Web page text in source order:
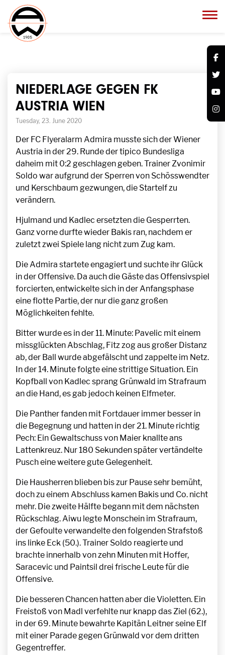
NIEDERLAGE GEGEN FK
AUSTRIA WIEN
Tuesday, 23. June 2020
Der FC Flyeralarm Admira musste sich der Wiener
Austria in der 29. Runde der tipico Bundesliga
daheim mit 0:2 geschlagen geben. Trainer Zvonimir
Soldo war aufgrund der Sperren von Schösswendter
und Kerschbaum gezwungen, die Startelf zu
verändern.
Hjulmand und Kadlec ersetzten die Gesperrten.
Ganz vorne durfte wieder Bakis ran, nachdem er
zuletzt zwei Spiele lang nicht zum Zug kam.
Die Admira startete engagiert und suchte ihr Glück
in der Offensive. Da auch die Gäste das Offensivspiel
forcierten, entwickelte sich in der Anfangsphase
eine flotte Partie, der nur die ganz großen
Möglichkeiten fehlte.
Bitter wurde es in der 11. Minute: Pavelic mit einem
missglückten Abschlag, Fitz zog aus großer Distanz
ab, der Ball wurde abgefälscht und zappelte im Netz.
In der 14. Minute folgte eine strittige Situation. Ein
Kopfball von Kadlec sprang Grünwald im Strafraum
an die Hand, es gab jedoch keinen Elfmeter.
Die Panther fanden mit Fortdauer immer besser in
die Begegnung und hatten in der 21. Minute richtig
Pech: Ein Gewaltschuss von Maier knallte ans
Lattenkreuz. Nur 180 Sekunden später vertändelte
Pusch eine weitere gute Gelegenheit.
Die Hausherren blieben bis zur Pause sehr bemüht,
doch zu einem Abschluss kamen Bakis und Co. nicht
mehr. Die zweite Hälfte begann mit dem nächsten
Rückschlag. Aiwu legte Monschein im Strafraum,
der Gefoulte verwandelte den folgenden Strafstoß
ins linke Eck (50.). Trainer Soldo reagierte und
brachte innerhalb von zehn Minuten mit Hoffer,
Saracevic und Paintsil drei frische Leute für die
Offensive.
Die besseren Chancen hatten aber die Violetten. Ein
Freistoß von Madl verfehlte nur knapp das Ziel (62.),
in der 69. Minute bewahrte Kapitän Leitner seine Elf
mit einer Parade gegen Grünwald vor dem dritten
Gegentreffer.